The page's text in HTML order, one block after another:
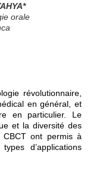
orale
révolutionnaire,
en général, et
en particulier. Le
et la diversité des
CBCT ont permis à
d’applications